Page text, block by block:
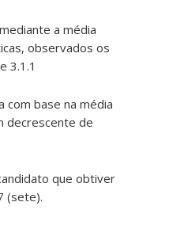
a média
observados os
3.1.1
com base na média
decrescente de
que obtiver
(sete).